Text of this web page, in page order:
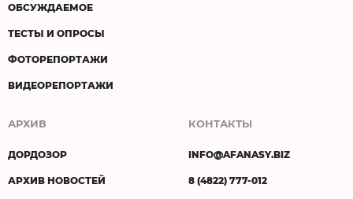
ОБСУЖДАЕМОЕ
ТЕСТЫ И ОПРОСЫ
ФОТОРЕПОРТАЖИ
ВИДЕОРЕПОРТАЖИ
АРХИВ
ДОРДОЗОР
АРХИВ НОВОСТЕЙ
КОНТАКТЫ
INFO@AFANASY.BIZ
8 (4822) 777-012